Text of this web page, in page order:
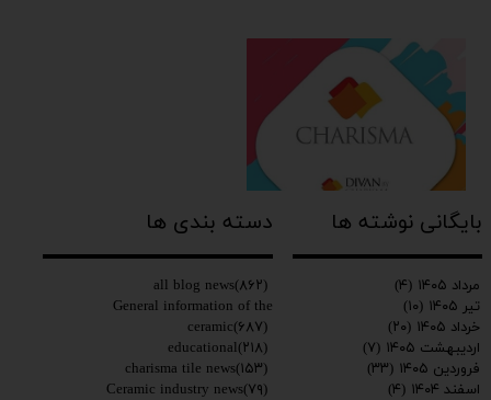
بایگانی نوشته ها دسته بندی ها
all blog news(۸۶۲)
General information of the
ceramic(۶۸۷)
educational(۲۱۸)
charisma tile news(۱۵۳)
Ceramic industry news(۷۹)
مرداد ۱۴۰۵
(۴)
تیر ۱۴۰۵
(۱۰)
خرداد ۱۴۰۵
(۲۰)
اردیبهشت ۱۴۰۵
(۷)
فروردین ۱۴۰۵
(۳۳)
اسفند ۱۴۰۴
(۴)